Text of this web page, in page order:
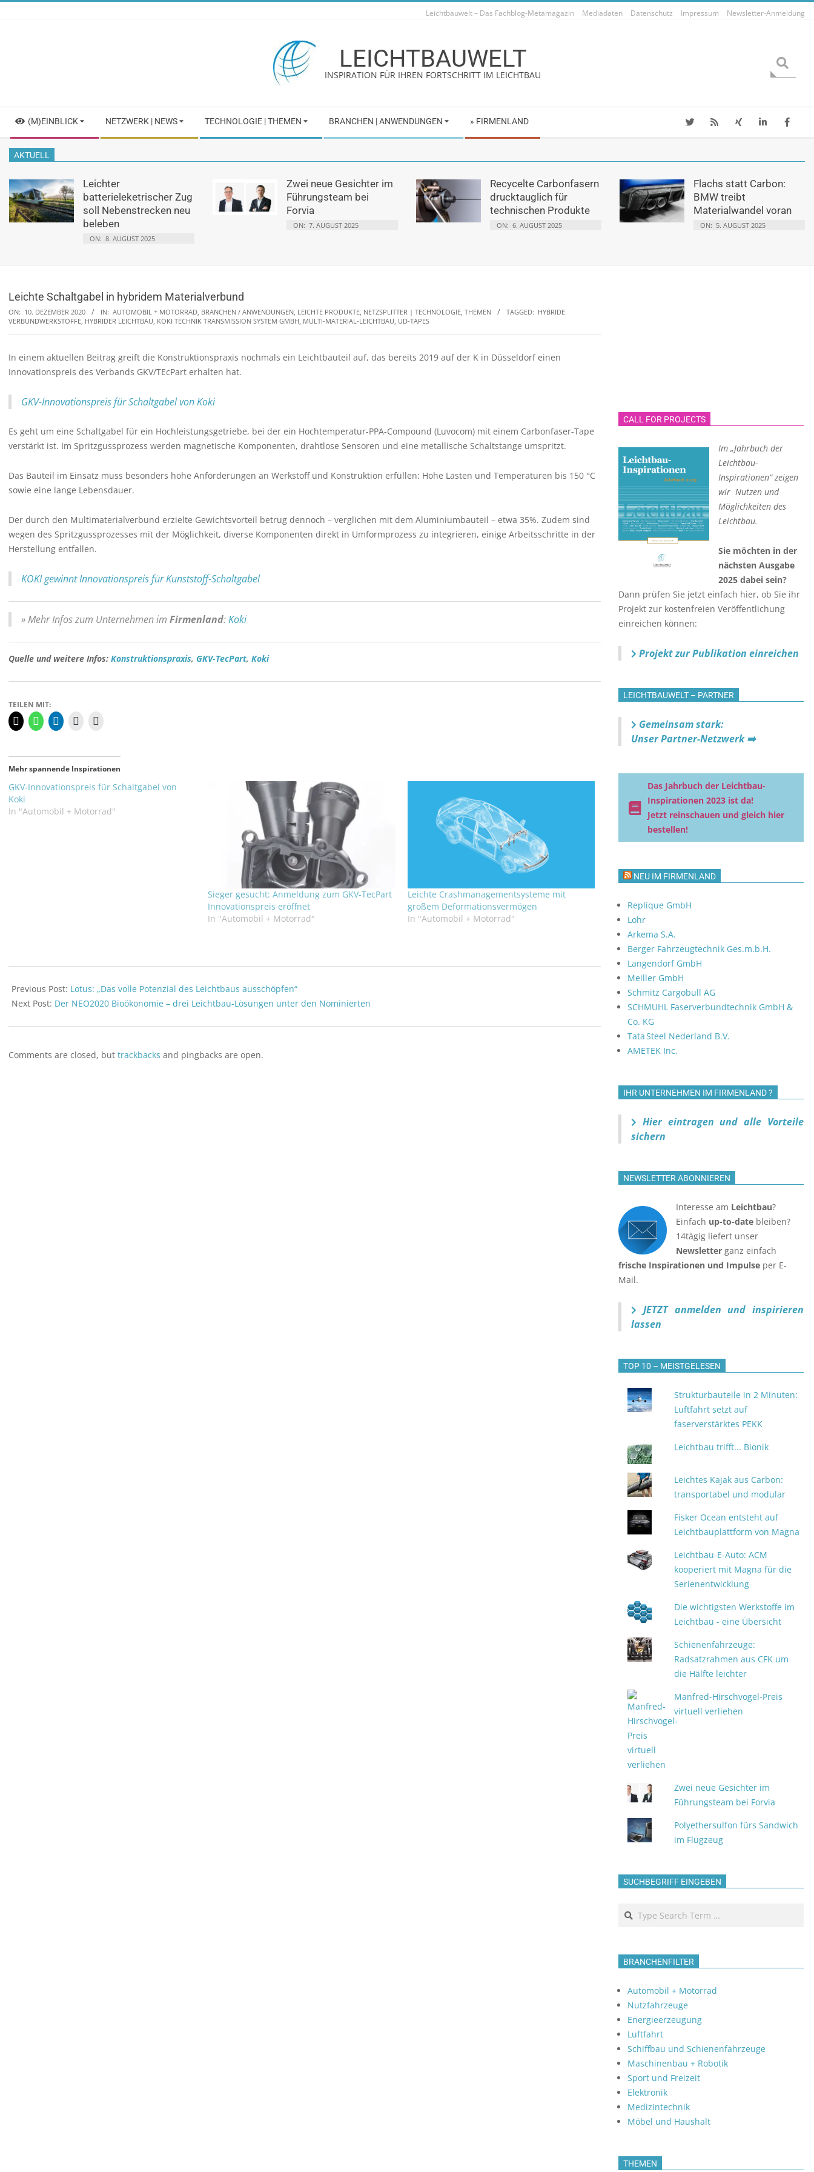
Leichtbauwelt – Das Fachblog-Metamagazin Mediadaten Datenschutz Impressum Newsletter-Anmeldung
LEICHTBAUWELT
INSPIRATION FÜR IHREN FORTSCHRITT IM LEICHTBAU
Navigation
Menu
(M)EINBLICK NETZWERK | NEWS TECHNOLOGIE | THEMEN BRANCHEN | ANWENDUNGEN » FIRMENLAND
AKTUELL
Leichter
batterieleketrischer Zug
soll Nebenstrecken neu
beleben
ON: 8. AUGUST 2025
Zwei neue Gesichter im
Führungsteam bei
Forvia
ON: 7. AUGUST 2025
Recycelte Carbonfasern
drucktauglich für
technischen Produkte
ON: 6. AUGUST 2025
Flachs statt Carbon:
BMW treibt
Materialwandel voran
ON: 5. AUGUST 2025
Leichte Schaltgabel in hybridem Materialverbund
ON: 10. DEZEMBER 2020 IN: AUTOMOBIL + MOTORRAD, BRANCHEN / ANWENDUNGEN, LEICHTE PRODUKTE, NETZSPLITTER | TECHNOLOGIE, THEMEN TAGGED: HYBRIDE
VERBUNDWERKSTOFFE, HYBRIDER LEICHTBAU, KOKI TECHNIK TRANSMISSION SYSTEM GMBH, MULTI-MATERIAL-LEICHTBAU, UD-TAPES
In einem aktuellen Beitrag greift die Konstruktionspraxis nochmals ein Leichtbauteil auf, das bereits 2019 auf der K in Düsseldorf einen
Innovationspreis des Verbands GKV/TEcPart erhalten hat.
GKV-Innovationspreis für Schaltgabel von Koki
Es geht um eine Schaltgabel für ein Hochleistungsgetriebe, bei der ein Hochtemperatur-PPA-Compound (Luvocom) mit einem Carbonfaser-Tape
verstärkt ist. Im Spritzgussprozess werden magnetische Komponenten, drahtlose Sensoren und eine metallische Schaltstange umspritzt.
Das Bauteil im Einsatz muss besonders hohe Anforderungen an Werkstoff und Konstruktion erfüllen: Hohe Lasten und Temperaturen bis 150 °C
sowie eine lange Lebensdauer.
Der durch den Multimaterialverbund erzielte Gewichtsvorteil betrug dennoch – verglichen mit dem Aluminiumbauteil – etwa 35%. Zudem sind
wegen des Spritzgussprozesses mit der Möglichkeit, diverse Komponenten direkt in Umformprozess zu integrieren, einige Arbeitsschritte in der
Herstellung entfallen.
KOKI gewinnt Innovationspreis für Kunststoff-Schaltgabel
» Mehr Infos zum Unternehmen im Firmenland:Koki
Quelle und weitere Infos: Konstruktionspraxis, GKV-TecPart, Koki
TEILEN MIT:
Mehr spannende Inspirationen
GKV-Innovationspreis für Schaltgabel von
Koki
In "Automobil + Motorrad"
Sieger gesucht: Anmeldung zum GKV-TecPart
Innovationspreis eröffnet
In "Automobil + Motorrad"
Leichte Crashmanagementsysteme mit
großem Deformationsvermögen
In "Automobil + Motorrad"
12-
10
Previous Post: Lotus: „Das volle Potenzial des Leichtbaus ausschöpfen“
Next Post: Der NEO2020 Bioökonomie – drei Leichtbau-Lösungen unter den Nominierten
Comments are closed, but trackbacks and pingbacks are open.
CALL FOR PROJECTS
Im „Jahrbuch der
Leichtbau-
Inspirationen“ zeigen
wir Nutzen und
Möglichkeiten des
Leichtbau.
Sie möchten in der
nächsten Ausgabe
2025 dabei sein?
Dann prüfen Sie jetzt einfach hier, ob Sie ihr
Projekt zur kostenfreien Veröffentlichung
einreichen können:
Projekt zur Publikation einreichen
LEICHTBAUWELT – PARTNER
Gemeinsam stark:
Unser Partner-Netzwerk ➡️
Das Jahrbuch der Leichtbau-
Inspirationen 2023 ist da!
Jetzt reinschauen und gleich hier
bestellen!
NEU IM FIRMENLAND
Replique GmbH
Lohr
Arkema S.A.
Berger Fahrzeugtechnik Ges.m.b.H.
Langendorf GmbH
Meiller GmbH
Schmitz Cargobull AG
SCHMUHL Faserverbundtechnik GmbH &
Co. KG
Tata Steel Nederland B.V.
AMETEK Inc.
IHR UNTERNEHMEN IM FIRMENLAND ?
Hier eintragen und alle Vorteile
sichern
NEWSLETTER ABONNIEREN
Interesse am Leichtbau?
Einfach up-to-date bleiben?
14tägig liefert unser
Newsletter ganz einfach
frische Inspirationen und Impulse per E-
Mail.
JETZT anmelden und inspirieren
lassen
TOP 10 – MEISTGELESEN
Strukturbauteile in 2 Minuten:
Luftfahrt setzt auf
faserverstärktes PEKK
Leichtbau trifft... Bionik
Leichtes Kajak aus Carbon:
transportabel und modular
Fisker Ocean entsteht auf
Leichtbauplattform von Magna
Leichtbau-E-Auto: ACM
kooperiert mit Magna für die
Serienentwicklung
Die wichtigsten Werkstoffe im
Leichtbau - eine Übersicht
Schienenfahrzeuge:
Radsatzrahmen aus CFK um
die Hälfte leichter
Manfred-Hirschvogel-Preis
virtuell verliehen
Zwei neue Gesichter im
Führungsteam bei Forvia
Polyethersulfon fürs Sandwich
im Flugzeug
SUCHBEGRIFF EINGEBEN
Search
BRANCHENFILTER
Automobil + Motorrad
Nutzfahrzeuge
Energieerzeugung
Luftfahrt
Schiffbau und Schienenfahrzeuge
Maschinenbau + Robotik
Sport und Freizeit
Elektronik
Medizintechnik
Möbel und Haushalt
THEMEN